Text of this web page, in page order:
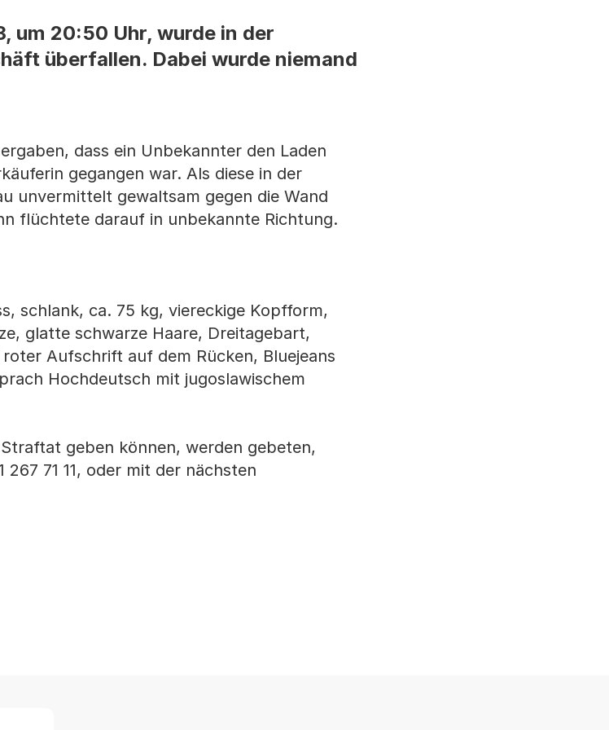
um 20:50 Uhr, wurde in der
überfallen. Dabei wurde niemand
dass ein Unbekannter den Laden
gegangen war. Als diese in der
unvermittelt gewaltsam gegen die Wand
flüchtete darauf in unbekannte Richtung.
schlank, ca. 75 kg, viereckige Kopfform,
glatte schwarze Haare, Dreitagebart,
Aufschrift auf dem Rücken, Bluejeans
Hochdeutsch mit jugoslawischem
geben können, werden gebeten,
71 11, oder mit der nächsten